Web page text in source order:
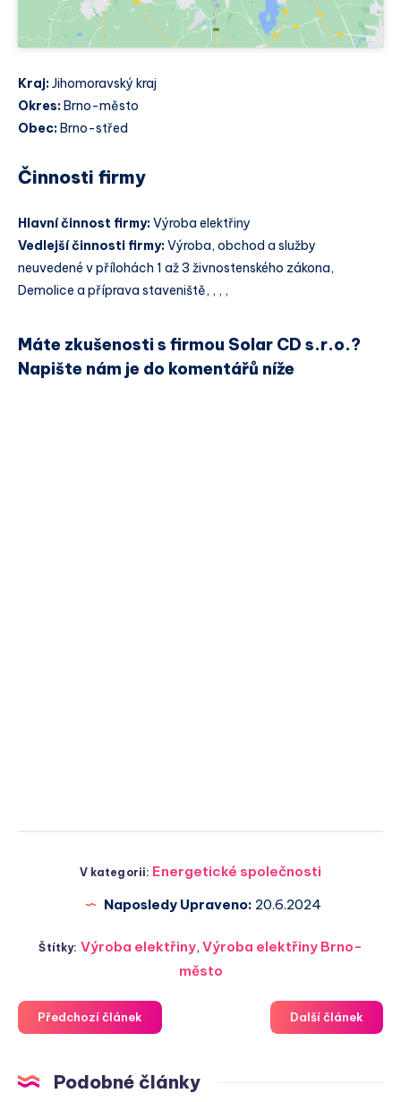
Kraj:Jihomoravský kraj
Okres: Brno-město
Obec: Brno-střed
Činnosti firmy
Hlavní činnost firmy:Výroba elektřiny
Vedlejší činnosti firmy:Výroba, obchod a služby
neuvedené v přílohách 1 až 3 živnostenského zákona,
Demolice a příprava staveniště, , , ,
Máte zkušenosti s firmou Solar CD s.r.o.?
Napište nám je do komentářů níže
V kategorii: Energetické společnosti
Naposledy Upraveno: 20.6.2024
Štítky: Výroba elektřiny, Výroba elektřiny Brno-
město
Předchozí článek Další článek
Podobné články